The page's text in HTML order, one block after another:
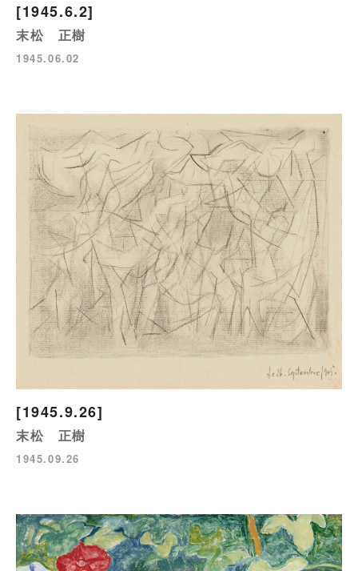
[1945.6.2]
末松 正樹
1945.06.02
[1945.9.26]
末松 正樹
1945.09.26